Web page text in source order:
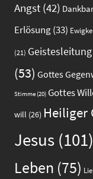
Angst (42)
Erlösung(33)
(21) Geistesleitung
(53) Gottes
Stimme (20) Gottes
will (26) Heiliger
Jesus (101)
Leben (75)